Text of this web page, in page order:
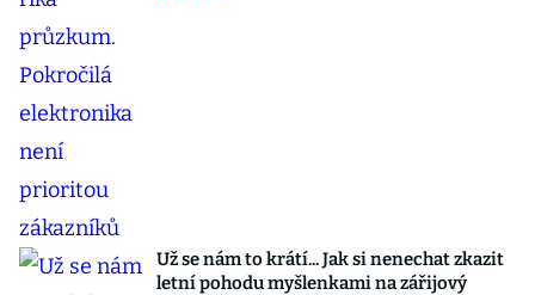
Už se nám to krátí... Jak si nenechat zkazit
letní pohodu myšlenkami na zářijový